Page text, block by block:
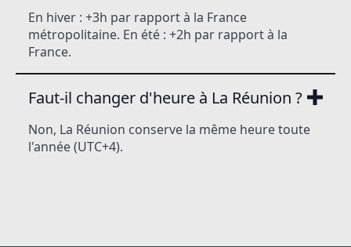
En hiver : +3h par rapport à la France
métropolitaine. En été : +2h par rapport à la
France.
Faut-il changer d'heure à La Réunion ?
Non, La Réunion conserve la même heure toute
l'année (UTC+4).